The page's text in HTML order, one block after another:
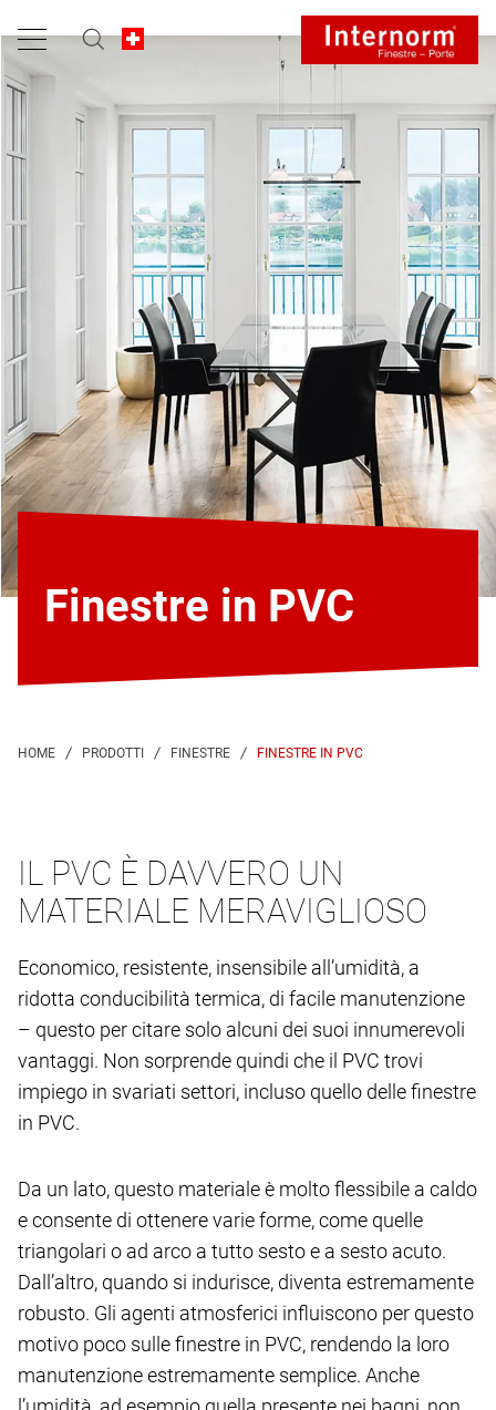
Finestre in PVC
FINESTRE IN PVC
IL PVC È DAVVERO UN
MATERIALE MERAVIGLIOSO
Economico, resistente, insensibile all’umidità, a
ridotta conducibilità termica, di facile manutenzione
– questo per citare solo alcuni dei suoi innumerevoli
vantaggi. Non sorprende quindi che il PVC trovi
impiego in svariati settori, incluso quello delle finestre
in PVC.
Da un lato, questo materiale è molto flessibile a caldo
e consente di ottenere varie forme, come quelle
triangolari o ad arco a tutto sesto e a sesto acuto.
Dall’altro, quando si indurisce, diventa estremamente
robusto. Gli agenti atmosferici influiscono per questo
motivo poco sulle finestre in PVC, rendendo la loro
manutenzione estremamente semplice. Anche